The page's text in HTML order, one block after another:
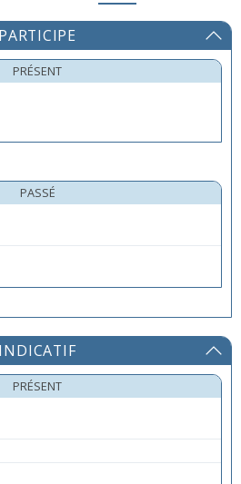
PARTICIPE
PRÉSENT
PASSÉ
INDICATIF
PRÉSENT